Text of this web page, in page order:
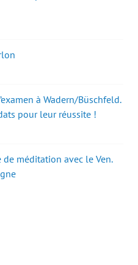
à Wadern/Büschfeld.
pour leur réussite !
méditation avec le Ven.